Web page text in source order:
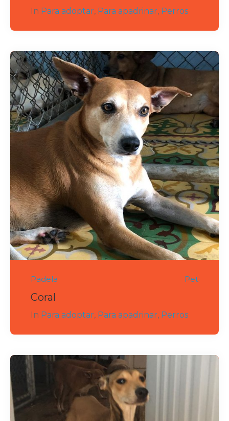
In Para adoptar, Para apadrinar, Perros
Padela Pet
Coral
In Para adoptar, Para apadrinar, Perros